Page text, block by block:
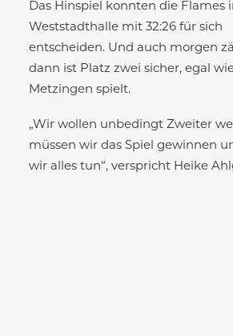
Das Hinspiel konnten die Flames
Weststadthalle mit 32:26 für sich
entscheiden. Und auch morgen
dann ist Platz zwei sicher, egal
Metzingen spielt.
„Wir wollen unbedingt Zweiter
müssen wir das Spiel gewinnen
wir alles tun“, verspricht Heike